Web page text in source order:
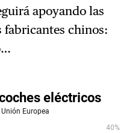
apoyando las
fabricantes chinos: